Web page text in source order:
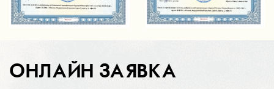
ОНЛАЙН ЗАЯВКА